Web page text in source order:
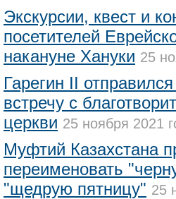
Экскурсии, квест и
посетителей
накануне Хануки 25
Гарегин II
встречу с
церкви 25 ноября 2021
Муфтий Казахстана
переименовать
"щедрую пятницу" 25